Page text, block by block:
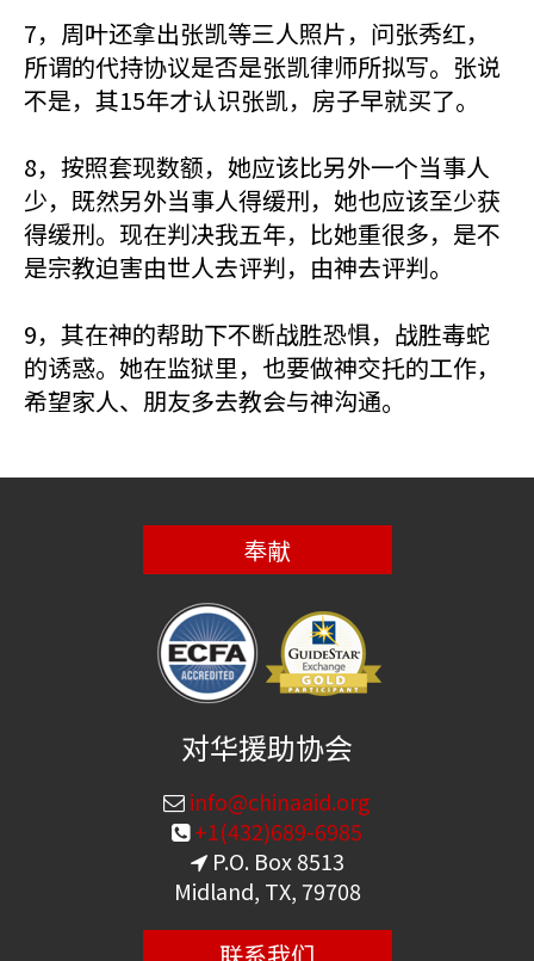
7，周叶还拿出张凯等三人照片，问张秀红，
所谓的代持协议是否是张凯律师所拟写。张说
不是，其15年才认识张凯，房子早就买了。
8，按照套现数额，她应该比另外一个当事人
少，既然另外当事人得缓刑，她也应该至少获
得缓刑。现在判决我五年，比她重很多，是不
是宗教迫害由世人去评判，由神去评判。
9，其在神的帮助下不断战胜恐惧，战胜毒蛇
的诱惑。她在监狱里，也要做神交托的工作，
希望家人、朋友多去教会与神沟通。
奉献
对华援助协会
info@chinaaid.org
+1(432)689-6985
P.O. Box 8513
Midland, TX, 79708